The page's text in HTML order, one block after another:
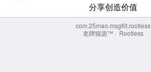
分享创造价值
com.25mao.msgfilt.rootless
老牌猫源™ · Rootless